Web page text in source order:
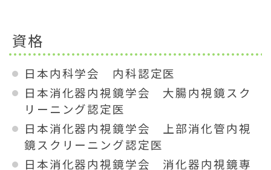
資格
日本内科学会 内科認定医
日本消化器内視鏡学会 大腸内視鏡スク
リーニング認定医
日本消化器内視鏡学会 上部消化管内視
鏡スクリーニング認定医
日本消化器内視鏡学会 消化器内視鏡専